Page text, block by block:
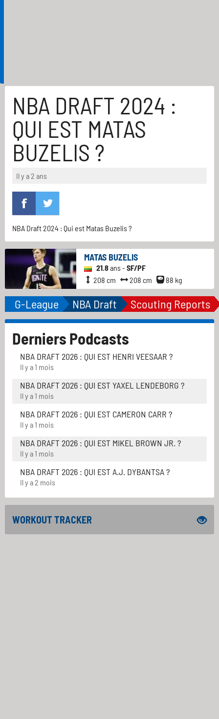
NBA DRAFT 2024 :
QUI EST MATAS
BUZELIS ?
Il y a 2 ans
NBA Draft 2024 : Qui est Matas Buzelis ?
MATAS BUZELIS
21.8ans - SF/PF
208 cm
208 cm 88 kg
G-League NBA Draft Scouting Reports
Derniers Podcasts
NBA DRAFT 2026 : QUI EST HENRI VEESAAR ?
Il y a 1 mois
NBA DRAFT 2026 : QUI EST YAXEL LENDEBORG ?
Il y a 1 mois
NBA DRAFT 2026 : QUI EST CAMERON CARR ?
Il y a 1 mois
NBA DRAFT 2026 : QUI EST MIKEL BROWN JR. ?
Il y a 1 mois
NBA DRAFT 2026 : QUI EST A.J. DYBANTSA ?
Il y a 2 mois
WORKOUT TRACKER